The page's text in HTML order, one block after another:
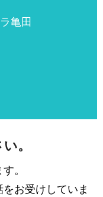
亀田
。
。
お受けしていま